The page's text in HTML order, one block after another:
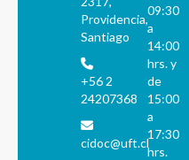
Providencia,
Santiago
+56 2
24207368
cidoc@uft.cl
09:30
a
14:00
hrs. y
de
15:00
a
17:30
hrs.